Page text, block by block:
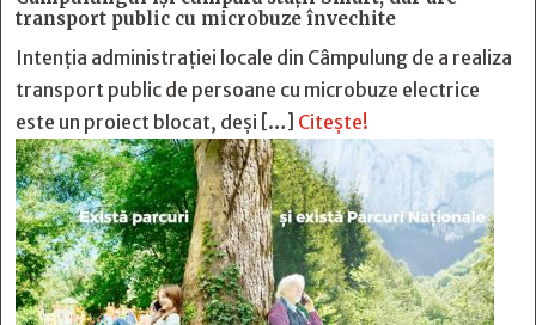
transport public cu microbuze învechite
Intenția administrației locale din Câmpulung de a realiza
transport public de persoane cu microbuze electrice
este un proiect blocat, deși […] Citește!